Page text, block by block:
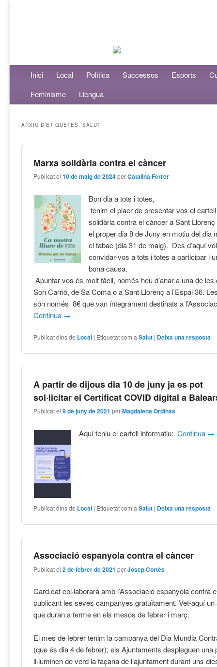
Menú principalAneu al contingut principal
Aneu al contingut secundari
Inici Local Política Successos Esports
Feminisme
Llengua
ARXIU D'ETIQUETES:SALUT
Marxa solidària contra el càncer
Publicat el10 de maig de 2024 perCatalina Ferrer
Bon dia a tots i totes,
tenim el plaer de presentar-vos el
solidària contra el càncer a Sant
el proper dia 8 de Juny en motiu del dia
el tabac (dia 31 de maig). Des d’aquí
convidar-vos a tots i totes a participar i
bona causa.
Apuntar-vos és molt fàcil, només heu d’anar a una de
Son Carrió, de Sa Coma o a Sant Llorenç a l’Espai 36.
són només 8€ que van íntegrament destinats a
Continua →
Publicat dins de Local | Etiquetat com a Salut | Deixa una resposta
A partir de dijous dia 10 de juny ja es pot
sol·licitar el Certificat COVID digital a
Publicat el9 de juny de 2021 perMagdalena Ordinas
Aquí teniu el cartell informatiu:Continua →
Publicat dins de Local | Etiquetat com a Salut | Deixa una resposta
Associació espanyola contra el càncer
Publicat el2 de febrer de 2021 perJosep Cortès
Card.cat col·laborarà amb l’Associació espanyola contra
publicant les seves campanyes gratuïtament. Vet-aquí
que duran a terme en els mesos de febrer i març.
El mes de febrer tenim la campanya del Dia Mundia
(que és dia 4 de febrer); els Ajuntaments despleguen
il·luminen de verd la façana de l’ajuntament durant uns